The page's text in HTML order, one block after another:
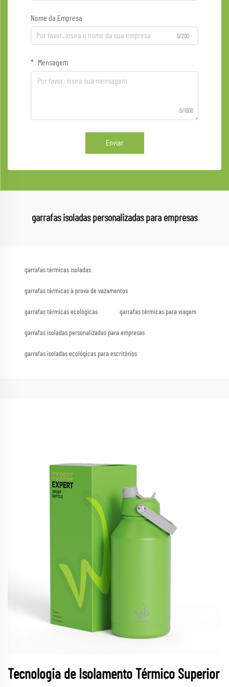
Nome da Empresa
0/200
Mensagem
0/1000
Enviar
garrafas isoladas personalizadas para empresas
garrafas térmicas isoladas
garrafas térmicas à prova de vazamentos
garrafas térmicas ecológicas garrafas térmicas para viagem
garrafas isoladas personalizadas para empresas
garrafas isoladas ecológicas para escritórios
Tecnologia de Isolamento Térmico Superior